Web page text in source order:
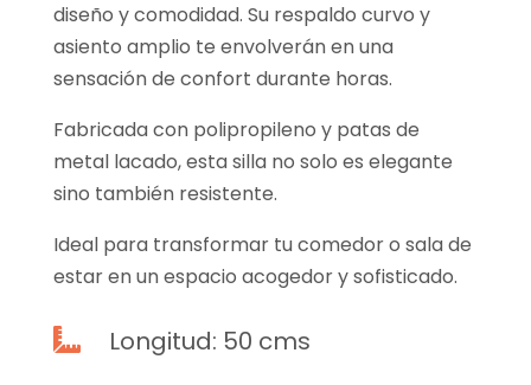
diseño y comodidad. Su respaldo curvo y
asiento amplio te envolverán en una
sensación de confort durante horas.
Fabricada con polipropileno y patas de
metal lacado, esta silla no solo es elegante
sino también resistente.
Ideal para transformar tu comedor o sala de
estar en un espacio acogedor y sofisticado.
 Longitud: 50 cms